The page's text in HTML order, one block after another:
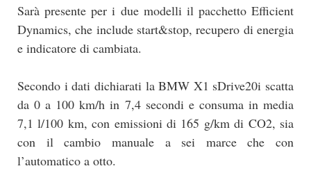
Sarà presente per i due modelli il pacchetto Efficient
Dynamics, che include start&stop, recupero di energia
e indicatore di cambiata.
Secondo i dati dichiarati la BMW X1 sDrive20i scatta
da 0 a 100 km/h in 7,4 secondi e consuma in media
7,1 l/100 km, con emissioni di 165 g/km di CO2, sia
con il cambio manuale a sei marce che con
l’automatico a otto.